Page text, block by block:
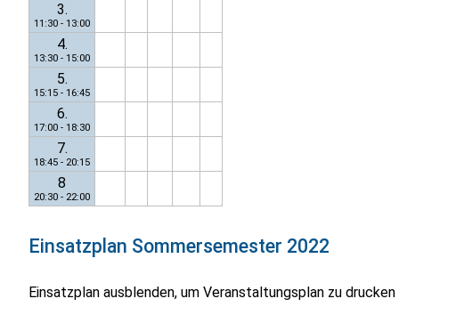
3.
11:30 - 13:00
4.
13:30 - 15:00
5.
15:15 - 16:45
6.
17:00 - 18:30
7.
18:45 - 20:15
8
20:30 - 22:00
Einsatzplan Sommersemester 2022
Einsatzplan ausblenden, um Veranstaltungsplan zu drucken